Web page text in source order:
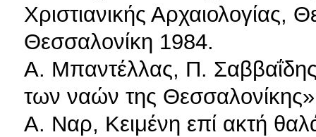
Χριστιανικής
Θεσσαλονίκη 1984.
Α. Μπαντέλλας, Π.
των ναών της
Α. Ναρ, Κειμένη επί ακτή